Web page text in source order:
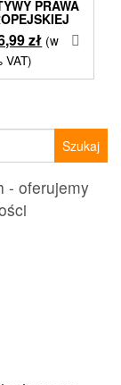
PRAWA
złAktualna
wynosi:
(w
VAT)
- oferujemy